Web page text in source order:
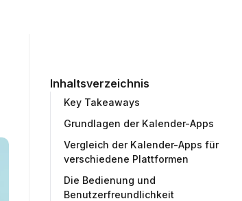
Inhaltsverzeichnis
Key Takeaways
Grundlagen der Kalender-Apps
Vergleich der Kalender-Apps für
verschiedene Plattformen
Die Bedienung und
Benutzerfreundlichkeit